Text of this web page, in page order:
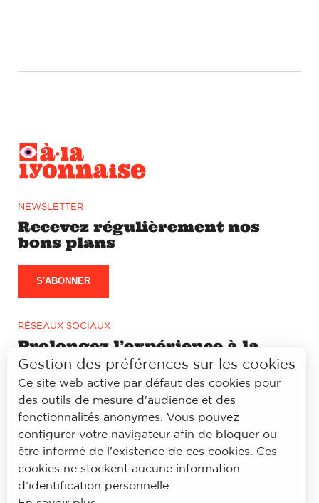
NEWSLETTER
Recevez régulièrement nos
bons plans
S'ABONNER
RÉSEAUX SOCIAUX
Prolongez l’expérience à la
lyonnaise sur notre page
Facebook et Instagram
© À la lyonnaise
Mentions légales
Accessibilité
Gestion des préférences sur les cookies
Ce site web active par défaut des cookies pour
des outils de mesure d'audience et des
fonctionnalités anonymes. Vous pouvez
configurer votre navigateur afin de bloquer ou
être informé de l'existence de ces cookies. Ces
cookies ne stockent aucune information
d’identification personnelle.